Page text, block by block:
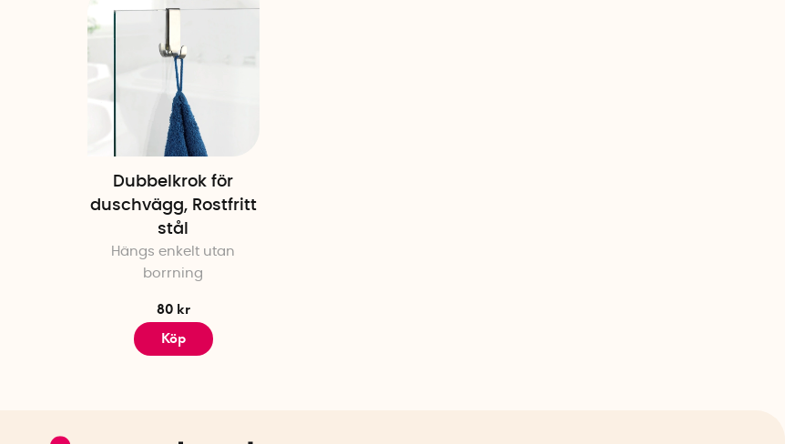
Dubbelkrok för
duschvägg, Rostfritt
stål
Hängs enkelt utan
borrning
80 kr
Köp